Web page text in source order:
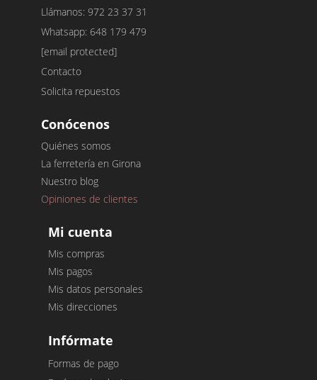
Llámanos: 972 23 37 31
Whatsapp: 648 179 479
[email protected]
Contacto
Solicita repuestos
Conócenos
Quiénes somos
La ferretería en Girona
Nuestro blog
Opiniones de clientes
Mi cuenta
Mis compras
Mis pagos
Mis datos personales
Mis direcciones
Infórmate
Formas de pago